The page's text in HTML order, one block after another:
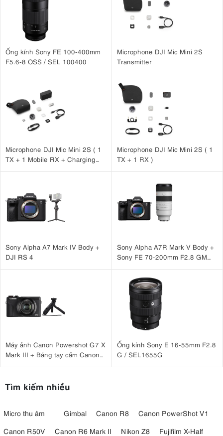
Ống kính Sony FE 100-400mm
F5.6-8 OSS / SEL 100400
Microphone DJI Mic Mini 2S
Transmitter
Microphone DJI Mic Mini 2S ( 1
TX + 1 Mobile RX + Charging
Microphone DJI Mic Mini 2S ( 1
TX + 1 RX )
Sony Alpha A7 Mark IV Body +
DJI RS 4
Sony Alpha A7R Mark V Body +
Sony FE 70-200mm F2.8 GM
Máy ảnh Canon Powershot G7 X
Mark III + Báng tay cầm Canon
Ống kính Sony E 16-55mm F2.8
G / SEL1655G
Tìm kiếm nhiều
Micro thu âm Gimbal Canon R8
Canon PowerShot V1
Canon R50V
Canon R6 Mark II Nikon Z8
Fujifilm X-Half